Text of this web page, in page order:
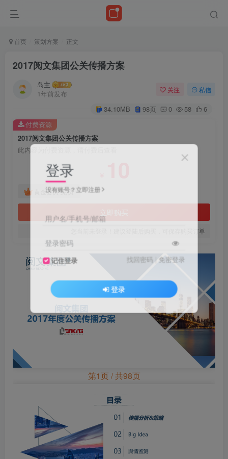
首页 策划方案 正文
2017阅文集团公关传播方案
岛主
1年前发布
关注 私信
34.10MB 98页 0 58 6
2017阅文集团公关传播方案
此内容为付费资源，请付费后查看
黄金会员免费
您当前未登录！建议登陆后购买，可保存购买订单
付费资源
第1页 / 共98页
登录
没有账号？立即注册
用户名/手机号/邮箱
登录密码
记住登录 找回密码 |免密登录
登录